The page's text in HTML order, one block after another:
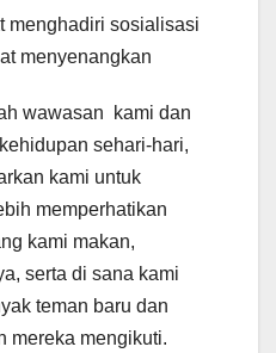
menghadiri sosialisasi
menyenangkan
wawasan kami dan
sehari-hari,
kami untuk
memperhatikan
kami makan,
serta di sana kami
teman baru dan
mereka mengikuti.